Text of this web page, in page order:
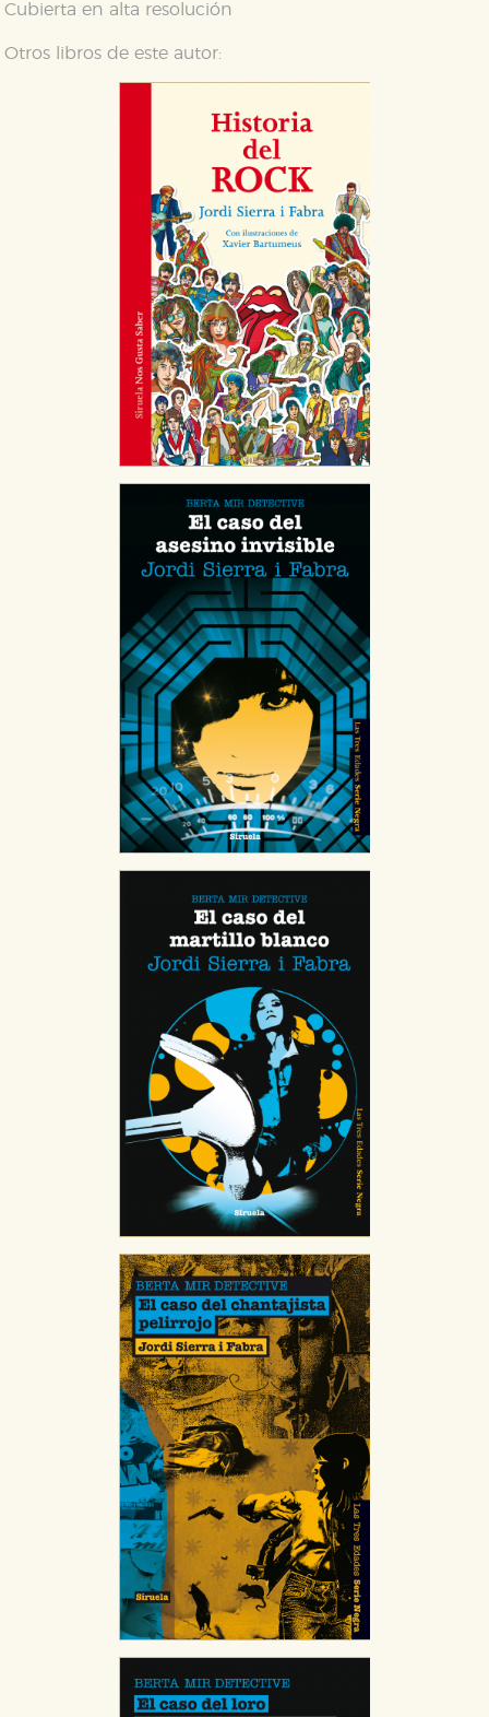
Cubierta en alta resolución
Otros libros de este autor: